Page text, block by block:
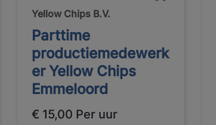
Yellow Chips B.V.
Parttime
productiemedewerk
er Yellow Chips
Emmeloord
€ 15,00 Per uur